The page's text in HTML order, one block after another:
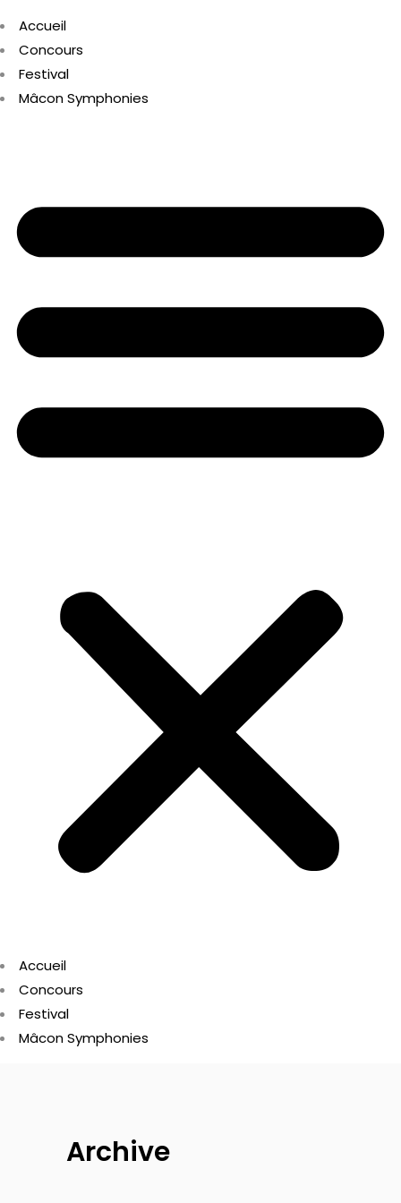
Accueil
Concours
Festival
Mâcon Symphonies
Accueil
Concours
Festival
Mâcon Symphonies
Archive